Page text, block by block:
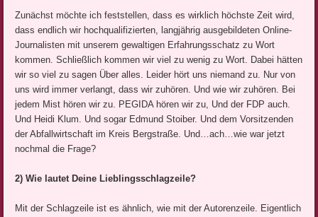
Zunächst möchte ich feststellen, dass es wirklich höchste Zeit wird,
dass endlich wir hochqualifizierten, langjährig ausgebildeten Online-
Journalisten mit unserem gewaltigen Erfahrungsschatz zu Wort
kommen. Schließlich kommen wir viel zu wenig zu Wort. Dabei hätten
wir so viel zu sagen Über alles. Leider hört uns niemand zu. Nur von
uns wird immer verlangt, dass wir zuhören. Und wie wir zuhören. Bei
jedem Mist hören wir zu. PEGIDA hören wir zu, Und der FDP auch.
Und Heidi Klum. Und sogar Edmund Stoiber. Und dem Vorsitzenden
der Abfallwirtschaft im Kreis Bergstraße. Und…ach…wie war jetzt
nochmal die Frage?
2) Wie lautet Deine Lieblingsschlagzeile?
Mit der Schlagzeile ist es ähnlich, wie mit der Autorenzeile. Eigentlich